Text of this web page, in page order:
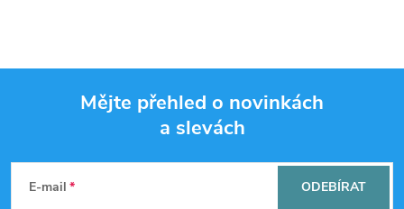
Mějte přehled o novinkách
a slevách
E-mail ODEBÍRAT